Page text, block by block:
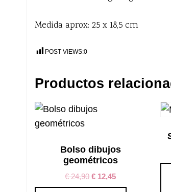
Medida aprox: 25 x 18,5 cm
POST VIEWS:0
Productos
Bolso dibujos
geométricos
€24,90 € 12,45